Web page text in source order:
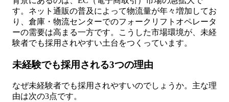
す。ネット通販の普及によって物流量が年々増加してお
り、倉庫・物流センターでのフォークリフトオペレータ
ーの需要は高まる一方です。こうした市場環境が、未経
験者でも採用されやすい土台をつくっています。
未経験でも採用される3つの理由
なぜ未経験者でも採用されやすいのでしょうか。主な理
由は次の3点です。